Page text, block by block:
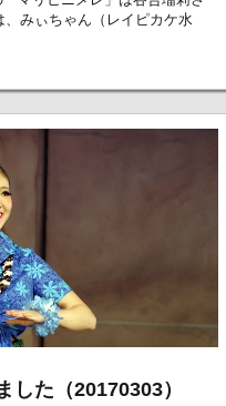
みぃちゃん（レイピカケ水
した（20170303）